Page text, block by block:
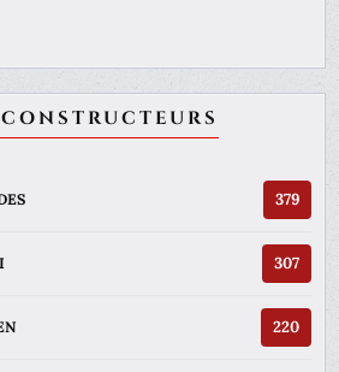
379
307
220